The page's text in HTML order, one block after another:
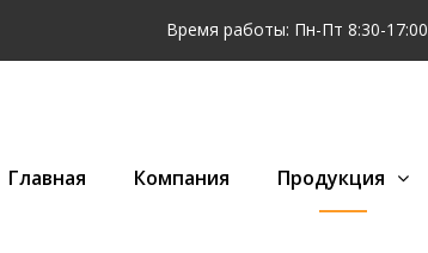
Время работы: Пн-Пт 8:30-17:00
Главная Компания Продукция